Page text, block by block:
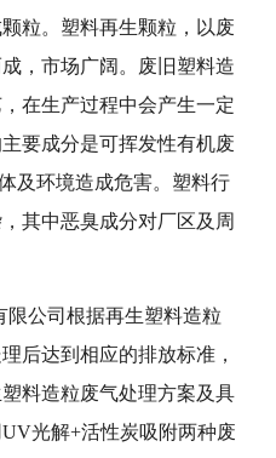
粒。塑料再生颗粒，以废
，市场广阔。废旧塑料造
在生产过程中会产生一定
要成分是可挥发性有机废
及环境造成危害。塑料行
其中恶臭成分对厂区及周
限公司根据再生塑料造粒
后达到相应的排放标准，
料造粒废气处理方案及具
光解+活性炭吸附两种废